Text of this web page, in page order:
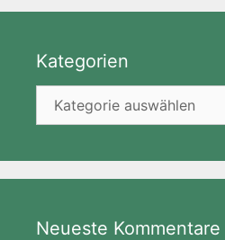
Kategorien
Neueste Kommentare